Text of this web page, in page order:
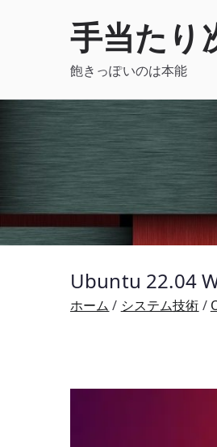
手当たり
飽きっぽいのは本能
Ubuntu 22.04
ホーム システム技術